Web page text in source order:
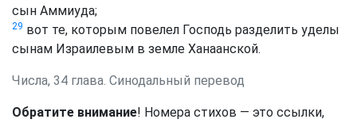
сын Аммиуда;
29 вот те, которым повелел Господь разделить уделы
сынам Израилевым в земле Ханаанской.
Числа, 34 глава. Синодальный перевод
Обратите внимание! Номера стихов — это ссылки,